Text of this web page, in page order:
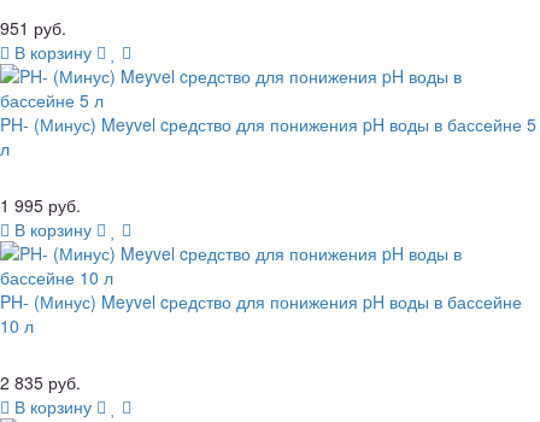
951 руб.
В корзину
PH- (Минус) Meyvel cредство для понижения pH воды в бассейне 5
л
1 995 руб.
В корзину
PH- (Минус) Meyvel cредство для понижения pH воды в бассейне
10 л
2 835 руб.
В корзину